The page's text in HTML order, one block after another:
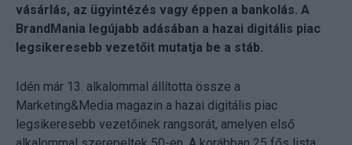
vásárlás, az ügyintézés vagy éppen a bankolás. A
BrandMania legújabb adásában a hazai digitális piac
legsikeresebb vezetőit mutatja be a stáb.
Idén már 13. alkalommal állította össze a
Marketing&Media magazin a hazai digitális piac
legsikeresebb vezetőinek rangsorát, amelyen első